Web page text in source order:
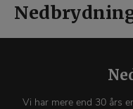
Vi har mere end 30 års